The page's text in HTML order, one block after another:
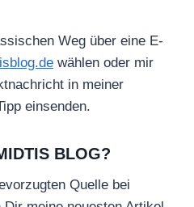
Weg über eine E-
wählen oder mir
in meiner
einsenden.
BLOG?
Quelle bei